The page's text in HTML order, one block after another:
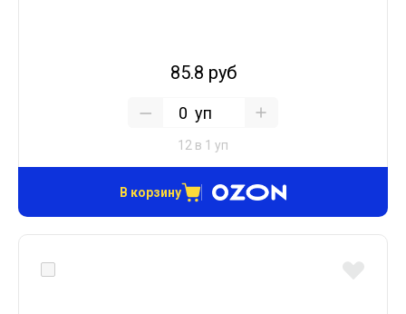
85.8 руб
уп
12 в 1 уп
В корзину